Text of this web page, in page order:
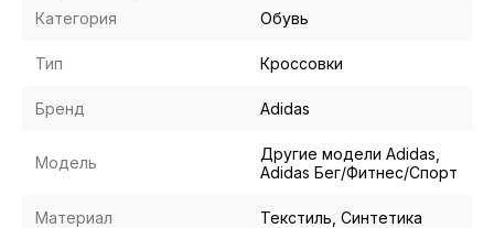
Категория Обувь
Тип Кроссовки
Бренд Adidas
Модель
Другие модели Adidas,
Adidas Бег/Фитнес/Спорт
Материал Текстиль, Синтетика